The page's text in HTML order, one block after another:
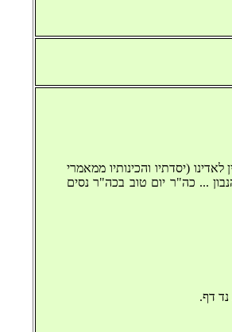
(יסדתיו והכינותיו ממאמרי
... כה"ר יום טוב בכה"ר נסים
דף.